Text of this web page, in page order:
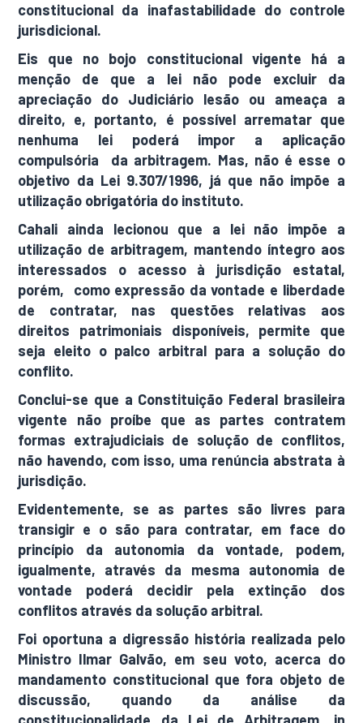
constitucional da inafastabilidade do controle
jurisdicional.
Eis que no bojo constitucional vigente há a
menção de que a lei não pode excluir da
apreciação do Judiciário lesão ou ameaça a
direito, e, portanto, é possível arrematar que
nenhuma lei poderá impor a aplicação
compulsória da arbitragem. Mas, não é esse o
objetivo da Lei 9.307/1996, já que não impõe a
utilização obrigatória do instituto.
Cahali ainda lecionou que a lei não impõe a
utilização de arbitragem, mantendo íntegro aos
interessados o acesso à jurisdição estatal,
porém, como expressão da vontade e liberdade
de contratar, nas questões relativas aos
direitos patrimoniais disponíveis, permite que
seja eleito o palco arbitral para a solução do
conflito.
Conclui-se que a Constituição Federal brasileira
vigente não proíbe que as partes contratem
formas extrajudiciais de solução de conflitos,
não havendo, com isso, uma renúncia abstrata à
jurisdição.
Evidentemente, se as partes são livres para
transigir e o são para contratar, em face do
princípio da autonomia da vontade, podem,
igualmente, através da mesma autonomia de
vontade poderá decidir pela extinção dos
conflitos através da solução arbitral.
Foi oportuna a digressão história realizada pelo
Ministro Ilmar Galvão, em seu voto, acerca do
mandamento constitucional que fora objeto de
discussão, quando da análise da